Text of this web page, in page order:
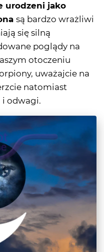
urodzeni jako
są bardzo wrażliwi
się silną
poglądy na
otoczeniu
uważajcie na
natomiast
i odwagi.